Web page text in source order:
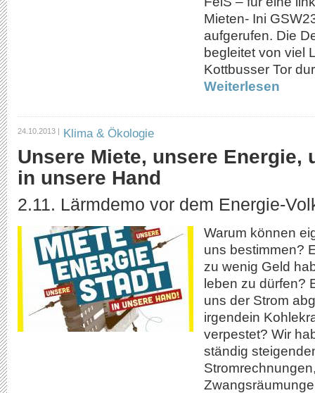
Mieten- Ini
aufgerufen. Die
begleitet von viel
Kottbusser Tor
Weiterlesen
24.10.2013 | Klima & Ökologie
Unsere Miete, unsere Energie,
in unsere Hand
2.11. Lärmdemo vor dem Energie-
Warum können
uns bestimmen?
zu wenig Geld
leben zu dürfen?
uns der Strom
irgendein
verpestet? Wir
ständig